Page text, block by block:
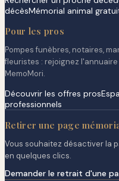
décèsMémorial animal
Pour les pros
Pompes funèbres, notaires,
fleuristes : rejoignez l'annuaire
MemoMori.
Découvrir les offres pros
professionnels
Retirer une page
Vous souhaitez désactiver la
en quelques clics.
Demander le retrait d'une